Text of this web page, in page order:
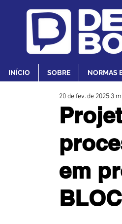
INÍCIO SOBRE NORMAS
em
20 de fev. de 2025 3